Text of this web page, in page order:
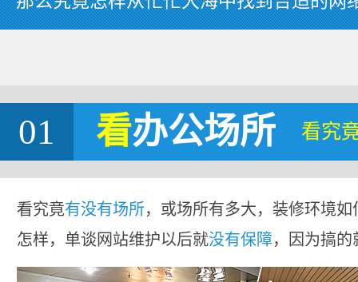
01 看办公场所 看究
看究竟有没有场所，或场所有多大，装修环境
怎样，单谈网站维护以后就没有保障，因为搞